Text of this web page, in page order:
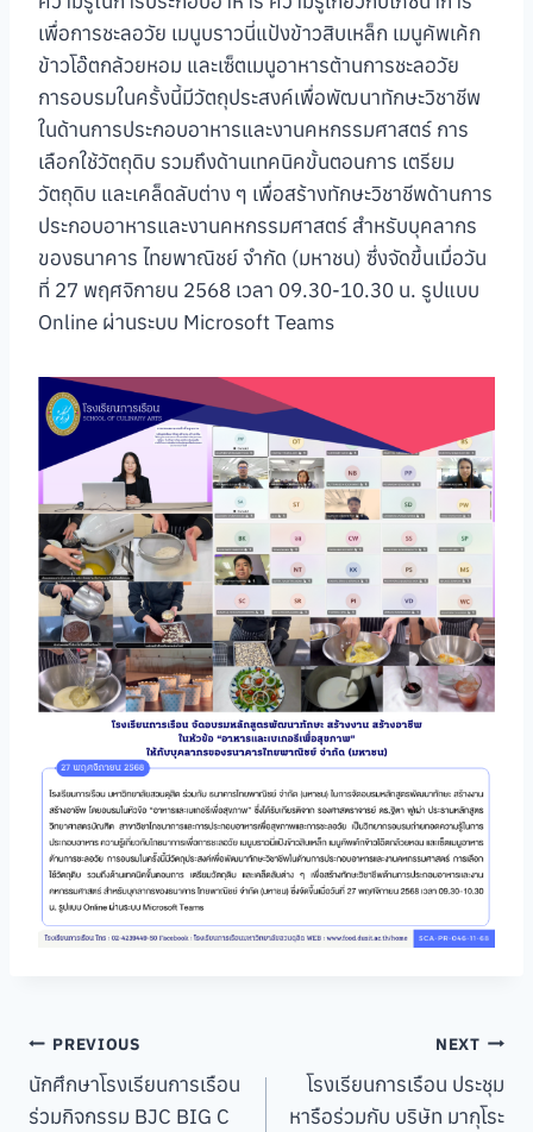
เพื่อการชะลอวัย เมนูบราวนี่แป้งข้าวสิบเหล็ก เมนูคัพเค้ก
ข้าวโอ๊ตกล้วยหอม และเซ็ตเมนูอาหารต้านการชะลอวัย
การอบรมในครั้งนี้มีวัตถุประสงค์เพื่อพัฒนาทักษะวิชาชีพ
ในด้านการประกอบอาหารและงานคหกรรมศาสตร์ การ
เลือกใช้วัตถุดิบ รวมถึงด้านเทคนิคขั้นตอนการ เตรียม
วัตถุดิบ และเคล็ดลับต่าง ๆ เพื่อสร้างทักษะวิชาชีพด้านการ
ประกอบอาหารและงานคหกรรมศาสตร์ สำหรับบุคลากร
ของธนาคาร ไทยพาณิชย์ จำกัด (มหาชน) ซึ่งจัดขึ้นเมื่อวัน
ที่ 27 พฤศจิกายน 2568 เวลา 09.30-10.30 น. รูปแบบ
Online ผ่านระบบ Microsoft Teams
Post
navigation
PREVIOUS
นักศึกษาโรงเรียนการเรือน
ร่วมกิจกรรม BJC BIG C
NEXT
โรงเรียนการเรือน ประชุม
หารือร่วมกับ บริษัท มากุโระ